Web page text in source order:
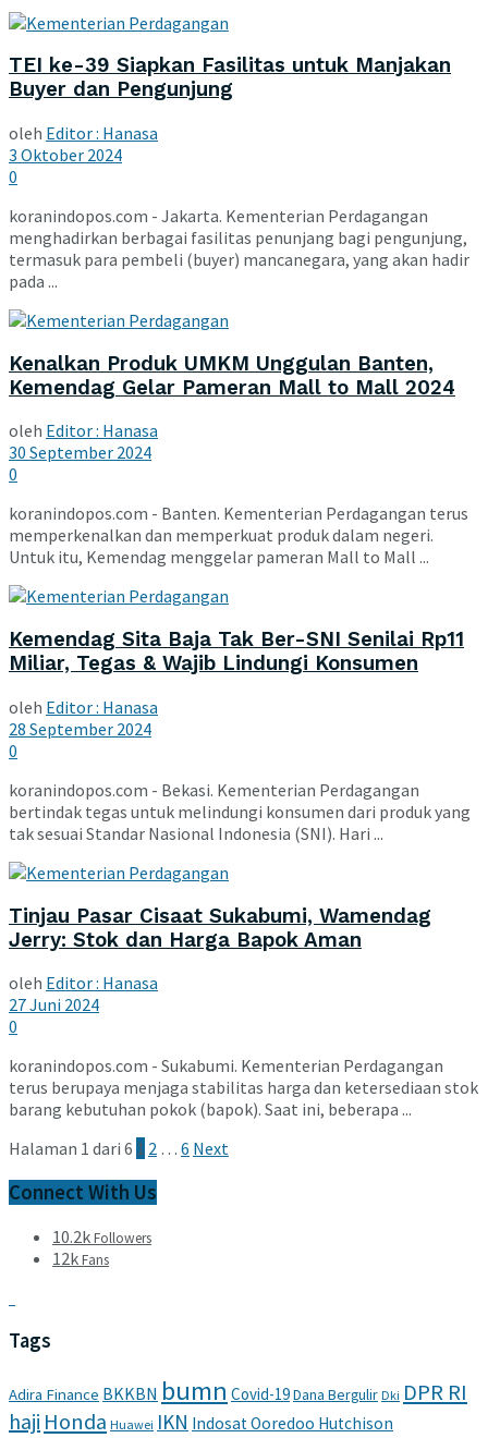
TEI ke-39 Siapkan Fasilitas untuk Manjakan
Buyer dan Pengunjung
oleh Editor : Hanasa
3 Oktober 2024
0
koranindopos.com - Jakarta. Kementerian Perdagangan
menghadirkan berbagai fasilitas penunjang bagi pengunjung,
termasuk para pembeli (buyer) mancanegara, yang akan hadir
pada ...
Kenalkan Produk UMKM Unggulan Banten,
Kemendag Gelar Pameran Mall to Mall 2024
oleh Editor : Hanasa
30 September 2024
0
koranindopos.com - Banten. Kementerian Perdagangan terus
memperkenalkan dan memperkuat produk dalam negeri.
Untuk itu, Kemendag menggelar pameran Mall to Mall ...
Kemendag Sita Baja Tak Ber-SNI Senilai Rp11
Miliar, Tegas & Wajib Lindungi Konsumen
oleh Editor : Hanasa
28 September 2024
0
koranindopos.com - Bekasi. Kementerian Perdagangan
bertindak tegas untuk melindungi konsumen dari produk yang
tak sesuai Standar Nasional Indonesia (SNI). Hari ...
Tinjau Pasar Cisaat Sukabumi, Wamendag
Jerry: Stok dan Harga Bapok Aman
oleh Editor : Hanasa
27 Juni 2024
0
koranindopos.com - Sukabumi. Kementerian Perdagangan
terus berupaya menjaga stabilitas harga dan ketersediaan stok
barang kebutuhan pokok (bapok). Saat ini, beberapa ...
Halaman 1 dari 6 1 2 … 6 Next
Connect With Us
10.2kFollowers
12kFans
Tags
Adira Finance BKKBN bumn Covid-19Dana Bergulir Dki DPR RI
haji Honda Huawei IKN Indosat Ooredoo Hutchison